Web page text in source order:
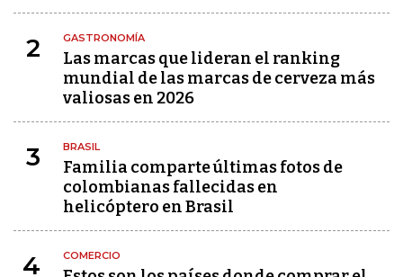
2 GASTRONOMÍA
Las marcas que lideran el ranking
mundial de las marcas de cerveza más
valiosas en 2026
3 BRASIL
Familia comparte últimas fotos de
colombianas fallecidas en
helicóptero en Brasil
4 COMERCIO